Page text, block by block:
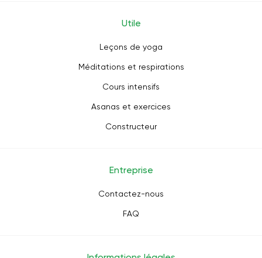
Utile
Leçons de yoga
Méditations et respirations
Cours intensifs
Asanas et exercices
Constructeur
Entreprise
Contactez-nous
FAQ